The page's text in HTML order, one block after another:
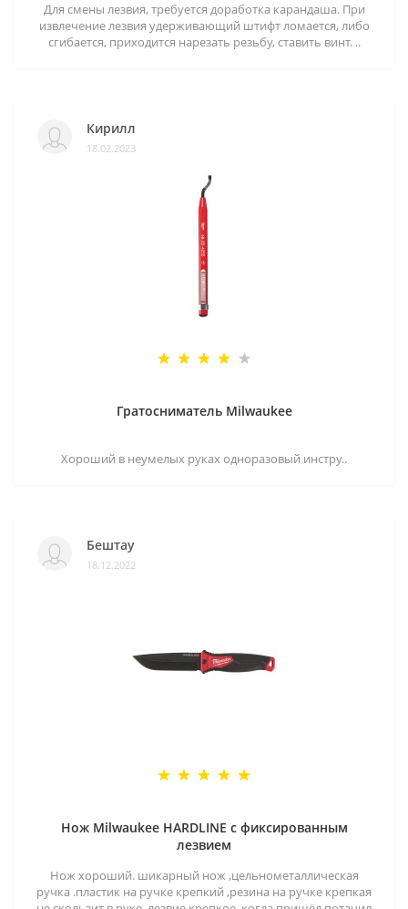
Для смены лезвия, требуется доработка карандаша. При
извлечение лезвия удерживающий штифт ломается, либо
сгибается, приходится нарезать резьбу, ставить винт. ..
Кирилл
18.02.2023
Гратосниматель Milwaukee
Хороший в неумелых руках одноразовый инстру..
Бештау
18.12.2022
Нож Milwaukee HARDLINE с фиксированным
лезвием
Нож хороший. шикарный нож ,цельнометаллическая
ручка .пластик на ручке крепкий ,резина на ручке крепкая